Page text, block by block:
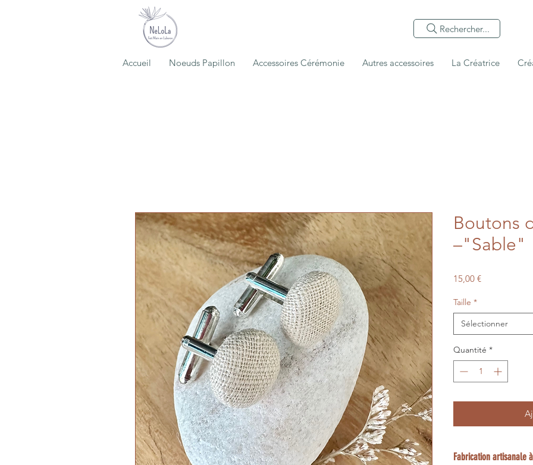
Rechercher...
Accueil Noeuds Papillon Accessoires Cérémonie Autres accessoires La Créatrice
Boutons
–"Sable"
15,00 €Prix
Taille *
Sélectionner
Quantité *
Fabrication artisanale